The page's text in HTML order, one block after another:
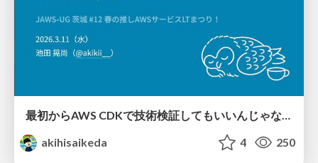
最初からAWS CDKで技術検証してもいいんじゃない？
akihisaikeda
4 250